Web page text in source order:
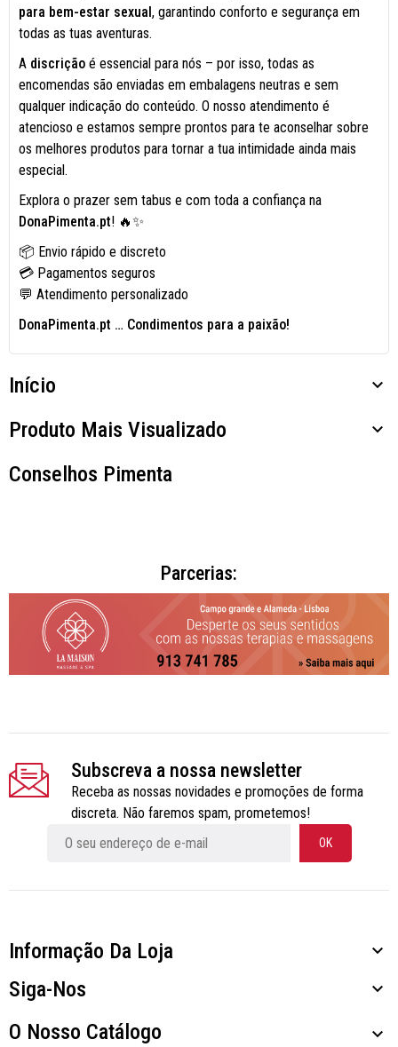
para bem-estar sexual, garantindo conforto e segurança em
todas as tuas aventuras.
A discrição é essencial para nós – por isso, todas as
encomendas são enviadas em embalagens neutras e sem
qualquer indicação do conteúdo. O nosso atendimento é
atencioso e estamos sempre prontos para te aconselhar sobre
os melhores produtos para tornar a tua intimidade ainda mais
especial.
Explora o prazer sem tabus e com toda a confiança na
DonaPimenta.pt! 🔥✨
📦 Envio rápido e discreto
💳 Pagamentos seguros
💬 Atendimento personalizado
DonaPimenta.pt … Condimentos para a paixão!
Início 
Produto Mais Visualizado 
Conselhos Pimenta
Parcerias:
Subscreva a nossa newsletter
Receba as nossas novidades e promoções de forma
discreta. Não faremos spam, prometemos!
Informação Da Loja 
Siga-Nos 
O Nosso Catálogo 